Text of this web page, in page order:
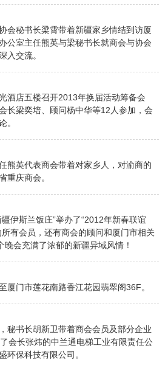
会秘书长梁霄带着新疆家乡情结到访厦
公室主任熊英与梁秘书长就商会与协会
入交流。
酒店五楼召开2013年换届活动筹备会
长梁奕培、顾问杨中华等12人参加，会
。
熊英代表商会带着对家乡人，对渝商的
重庆商会。
伊斯兰饭庄”举办了“2012年新春联谊
有会员，还有商会的顾问和厦门市相关
会充满了浓郁的新疆异域风情！
厦门市莲花南路香江花园翡翠阁36F。
秘书长胡新卫带着商会会员及部分企业
会长张炜的中兰通电梯工业有限责任公
环保科技有限公司。